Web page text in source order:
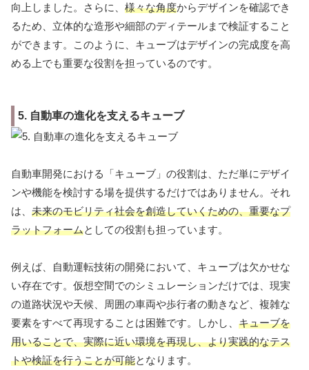
向上しました。さらに、 様々な角度からデザインを確認でき
るため、立体的な造形や細部のディテールまで検証すること
ができます。このように、キューブはデザインの完成度を高
める上でも重要な役割を担っているのです。
5. 自動車の進化を支えるキューブ
自動車開発における「キューブ」の役割は、ただ単にデザイ
ンや機能を検討する場を提供するだけではありません。それ
は、 未来のモビリティ社会を創造していくための、重要なプ
ラットフォームとしての役割も担っています。
例えば、自動運転技術の開発において、キューブは欠かせな
い存在です。仮想空間でのシミュレーションだけでは、現実
の道路状況や天候、周囲の車両や歩行者の動きなど、複雑な
要素をすべて再現することは困難です。しかし、 キューブを
用いることで、実際に近い環境を再現し、より実践的なテス
トや検証を行うことが可能となります。